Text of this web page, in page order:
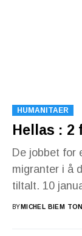
HUMANITAER
Hellas :
De jobbet for
migranter i å
tiltalt. 10
BY MICHEL BIEM